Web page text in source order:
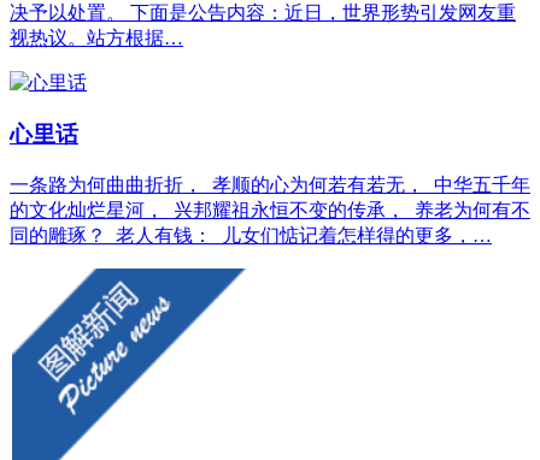
决予以处置。 下面是公告内容：近日，世界形势引发网友重
视热议。站方根据…
心里话
一条路为何曲曲折折， 孝顺的心为何若有若无， 中华五千年
的文化灿烂星河， 兴邦耀祖永恒不变的传承， 养老为何有不
同的雕琢？ 老人有钱： 儿女们惦记着怎样得的更多，…